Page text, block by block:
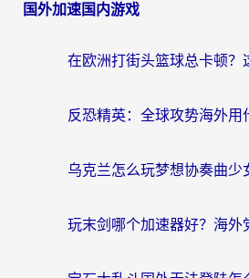
国外加速国内游戏